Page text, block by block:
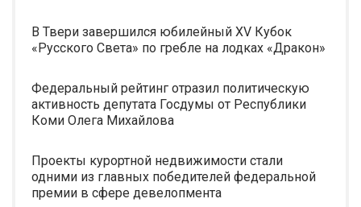
В Твери завершился юбилейный XV Кубок
«Русского Света» по гребле на лодках «Дракон»
Федеральный рейтинг отразил политическую
активность депутата Госдумы от Республики
Коми Олега Михайлова
Проекты курортной недвижимости стали
одними из главных победителей федеральной
премии в сфере девелопмента